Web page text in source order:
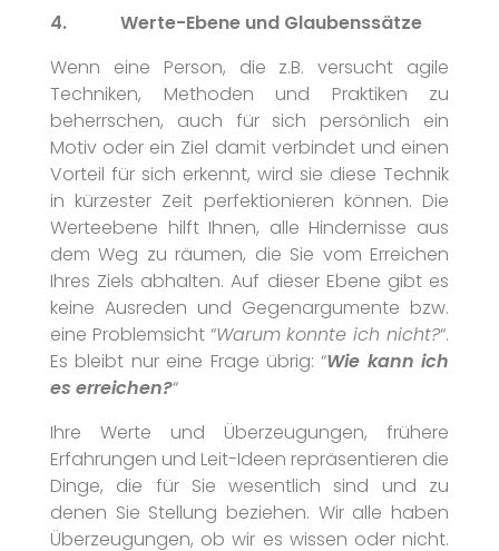
4. Werte-Ebene und Glaubenssätze
Wenn eine Person, die z.B. versucht agile
Techniken, Methoden und Praktiken zu
beherrschen, auch für sich persönlich ein
Motiv oder ein Ziel damit verbindet und einen
Vorteil für sich erkennt, wird sie diese Technik
in kürzester Zeit perfektionieren können. Die
Werteebene hilft Ihnen, alle Hindernisse aus
dem Weg zu räumen, die Sie vom Erreichen
Ihres Ziels abhalten. Auf dieser Ebene gibt es
keine Ausreden und Gegenargumente bzw.
eine Problemsicht “Warum konnte ich nicht?“.
Es bleibt nur eine Frage übrig: “Wie kann ich
es erreichen?“
Ihre Werte und Überzeugungen, frühere
Erfahrungen und Leit-Ideen repräsentieren die
Dinge, die für Sie wesentlich sind und zu
denen Sie Stellung beziehen. Wir alle haben
Überzeugungen, ob wir es wissen oder nicht.